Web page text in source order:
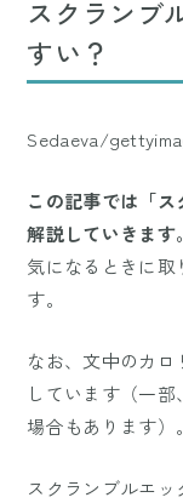
スクランブ
すい？
Sedaeva/
この記事では「
解説していきます。
気になるときに取
す。
なお、文中のカ
しています（一
場合もあります）。
スクランブルエッ